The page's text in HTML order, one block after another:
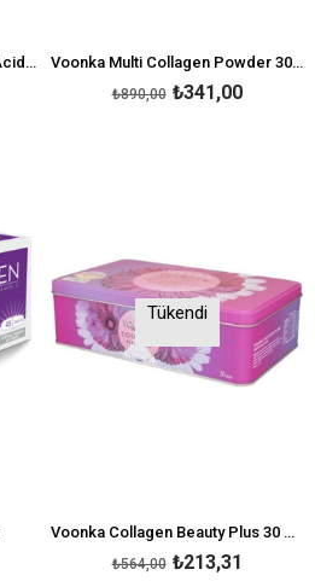
Voonka Collagen Hyaluronic Acid 32 Tablet Voonka Multi Collagen Powder 300 gr
₺341,00
₺890,00
Tükendi
Voonka Collagen Beauty Plus 30 Saşe Yeşil Elma
₺213,31
₺564,00